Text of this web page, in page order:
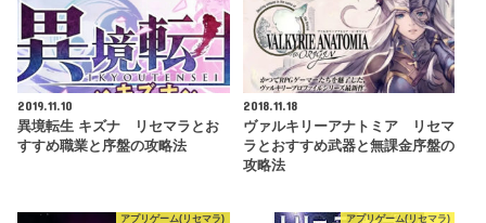
2019.11.10
異境転生 キズナ リセマラとお
すすめ職業と序盤の攻略法
2018.11.18
ヴァルキリーアナトミア リセマ
ラとおすすめ武器と無課金序盤の
攻略法
アプリゲーム(リセマラ) アプリゲーム(リセマラ)